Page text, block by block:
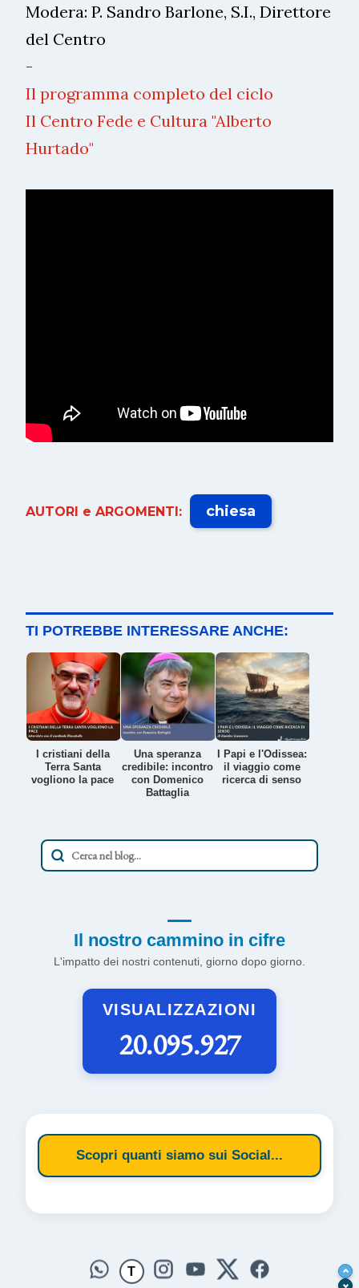
Modera: P. Sandro Barlone, S.I., Direttore
del Centro
-
Il programma completo del ciclo
Il Centro Fede e Cultura "Alberto
Hurtado"
AUTORI e ARGOMENTI: chiesa
TI POTREBBE INTERESSARE ANCHE:
I cristiani della
Terra Santa
vogliono la pace
Una speranza
credibile: incontro
con Domenico
Battaglia
I Papi e l'Odissea:
il viaggio come
ricerca di senso
Il nostro cammino in cifre
L'impatto dei nostri contenuti, giorno dopo giorno.
VISUALIZZAZIONI
20.095.927
Scopri quanti siamo sui Social...
T